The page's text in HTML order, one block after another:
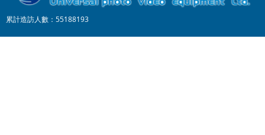
累計造訪人數：55188193